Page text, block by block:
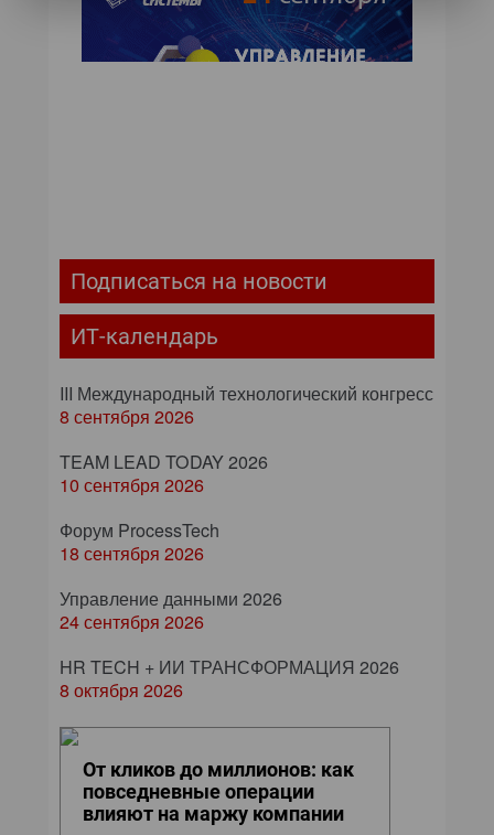
Подписаться на новости
ИТ-календарь
III Международный технологический конгресс
8 сентября 2026
TEAM LEAD TODAY 2026
10 сентября 2026
Форум ProcessTech
18 сентября 2026
Управление данными 2026
24 сентября 2026
HR TECH + ИИ ТРАНСФОРМАЦИЯ 2026
8 октября 2026
От кликов до миллионов: как
повседневные операции
влияют на маржу компании